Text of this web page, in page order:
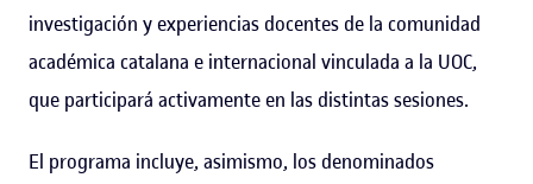
investigación y experiencias docentes de la comunidad
académica catalana e internacional vinculada a la UOC,
que participará activamente en las distintas sesiones.
El programa incluye, asimismo, los denominados